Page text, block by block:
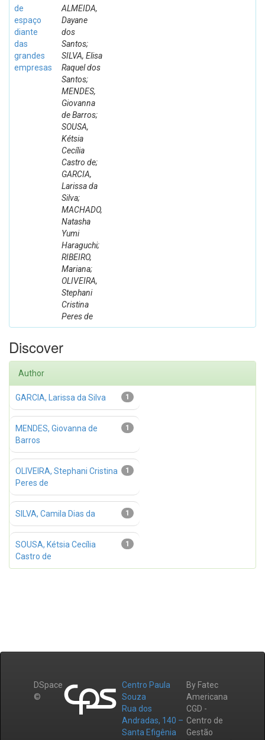
de
espaço
diante
das
grandes
empresas
ALMEIDA,
Dayane
dos
Santos;
SILVA, Elisa
Raquel dos
Santos;
MENDES,
Giovanna
de Barros;
SOUSA,
Kétsia
Cecília
Castro de;
GARCIA,
Larissa da
Silva;
MACHADO,
Natasha
Yumi
Haraguchi;
RIBEIRO,
Mariana;
OLIVEIRA,
Stephani
Cristina
Peres de
Discover
Author
1
GARCIA, Larissa da Silva
1
MENDES, Giovanna de
Barros
1
OLIVEIRA, Stephani Cristina
Peres de
1
SILVA, Camila Dias da
1
SOUSA, Kétsia Cecília
Castro de
DSpace
©
Centro Paula
Souza
Rua dos
Andradas, 140 –
Santa Efigênia
By Fatec
Americana
CGD -
Centro de
Gestão